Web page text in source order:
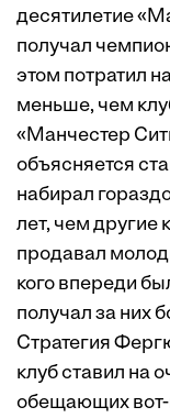
десятилетие
получал
этом потратил
меньше, чем
«Манчестер
объясняется
набирал
лет, чем другие
продавал
кого впереди
получал за них
Стратегия
клуб ставил на
обещающих вот-